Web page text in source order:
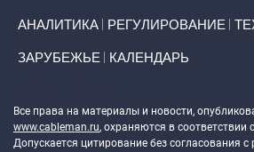
АНАЛИТИКА РЕГУЛИРОВАНИЕ
ЗАРУБЕЖЬЕ КАЛЕНДАРЬ
Все права на материалы и новости,
www.cableman.ru, охраняются в соответствии
Допускается цитирование без согласования с